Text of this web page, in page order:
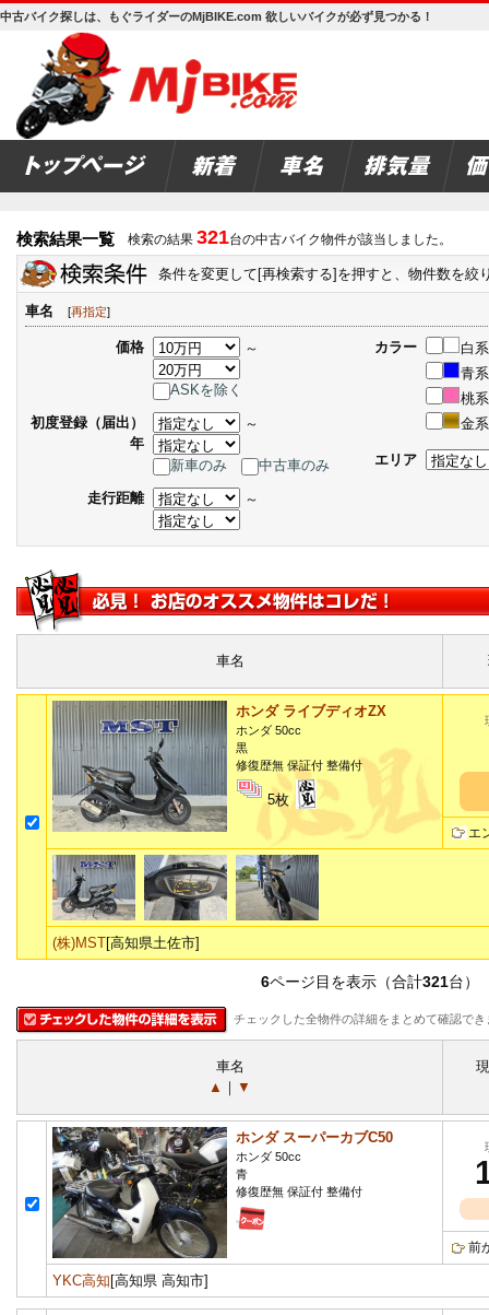
中古バイク探しは、もぐライダーのMjBIKE.com 欲しいバイクが必ず見つかる！
検索結果一覧 検索の結果 321台の中古バイク物件が該当しました。
条件を変更して[再検索する]を押すと、物件数を絞
車名 [再指定]
価格 ～
ASKを除く
初度登録（届出）
年
～
新車のみ
中古車のみ
走行距離
～
カラー
白系
青系
桃系
金系
エリア
車名
ホンダ ライブディオZX
ホンダ 50cc
黒
修復歴無 保証付 整備付
5枚
エ
(株)MST[高知県土佐市]
6ページ目を表示（合計321台
チェックした全物件の詳細をまとめて確認でき
車名
▲ ｜ ▼
ホンダ スーパーカブC50
ホンダ 50cc
青
修復歴無 保証付 整備付
前
YKC高知 [高知県 高知市]